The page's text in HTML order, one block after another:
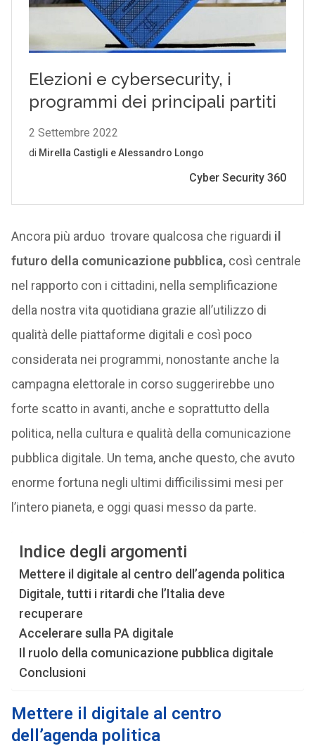
Ancora più arduo trovare qualcosa che riguardi il
futuro della comunicazione pubblica,così centrale
nel rapporto con i cittadini, nella semplificazione
della nostra vita quotidiana grazie all’utilizzo di
qualità delle piattaforme digitali e così poco
considerata nei programmi, nonostante anche la
campagna elettorale in corso suggerirebbe uno
forte scatto in avanti, anche e soprattutto della
politica, nella cultura e qualità della comunicazione
pubblica digitale. Un tema, anche questo, che avuto
enorme fortuna negli ultimi difficilissimi mesi per
l’intero pianeta, e oggi quasi messo da parte.
Indice degli argomenti
Mettere il digitale al centro dell’agenda politica
Digitale, tutti i ritardi che l’Italia deve
recuperare
Accelerare sulla PA digitale
Il ruolo della comunicazione pubblica digitale
Conclusioni
Mettere il digitale al centro
dell’agenda politica